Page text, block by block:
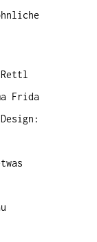
Frida